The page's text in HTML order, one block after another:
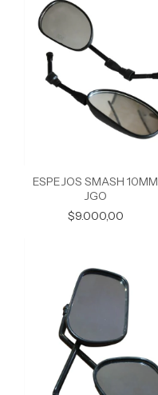
ESPEJOS SMASH 10MM
JGO
$9.000,00